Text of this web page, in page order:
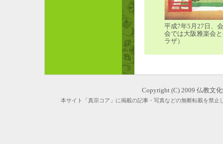
平成7年5月27日、
会では大阪雅楽会
ラザ）
Copyright (C) 2009 仏教文
本サイト「真宗コア」に掲載の記事・写真などの無断転載を禁